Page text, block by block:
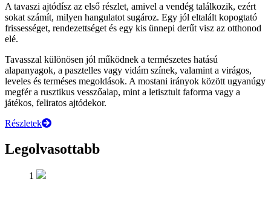
A tavaszi ajtódísz az első részlet, amivel a vendég találkozik, ezért
sokat számít, milyen hangulatot sugároz. Egy jól eltalált kopogtató
frissességet, rendezettséget és egy kis ünnepi derűt visz az otthonod
elé.
Tavasszal különösen jól működnek a természetes hatású
alapanyagok, a pasztelles vagy vidám színek, valamint a virágos,
leveles és terméses megoldások. A mostani irányok között ugyanúgy
megfér a rusztikus vesszőalap, mint a letisztult faforma vagy a
játékos, feliratos ajtódekor.
Részletek
Legolvasottabb
1